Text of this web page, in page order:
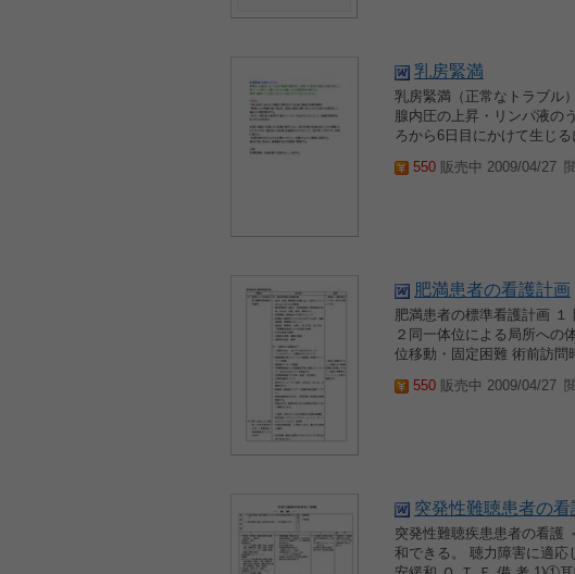
乳房緊満
乳房緊満（正常なトラブル
腺内圧の上昇・リンパ液の
ろから6日目にかけて生じ
550 販売中 2009/04/27
肥満患者の看護計画
肥満患者の標準看護計画
２同一体位による局所への
位移動・固定困難 術前訪問
550 販売中 2009/04/27
突発性難聴患者の
突発性難聴疾患患者の看護
和できる。 聴力障害に適応